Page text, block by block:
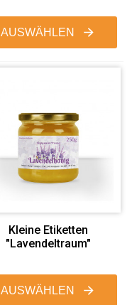
AUSWÄHLEN
Kleine Etiketten
"Lavendeltraum"
AUSWÄHLEN